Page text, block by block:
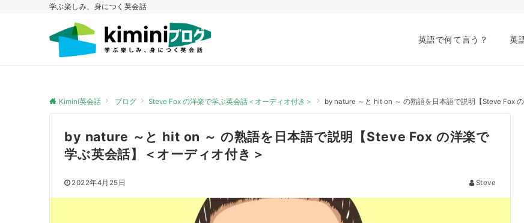
学ぶ楽しみ、身につく英会話
英語で何て言う？ 英
Kimini英会話 ブログ Steve Fox の洋楽で学ぶ英会話＜オーディオ付き＞ by nature ～と hit on ～ の熟語を日本語で説明【Steve Fox
by nature ～と hit on ～ の熟語を日本語で説明【Steve Fox の洋楽で
学ぶ英会話】＜オーディオ付き＞
2022年4月25日 Steve